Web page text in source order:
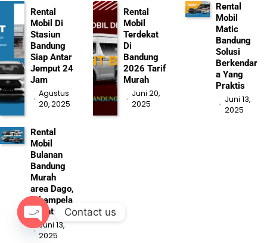
Rental
Mobil Di
Stasiun
Bandung
Siap Antar
Jemput 24
Jam
Agustus
20, 2025
Rental
Mobil
Terdekat
Di
Bandung
2026 Tarif
Murah
Juni 20,
2025
Rental
Mobil
Matic
Bandung
Solusi
Berkendar
a Yang
Praktis
Juni 13,
2025
Rental
Mobil
Bulanan
Bandung
Murah
area Dago,
Cihampela
s, Antapani
Juni 13,
2025
Contact us
Open chaty